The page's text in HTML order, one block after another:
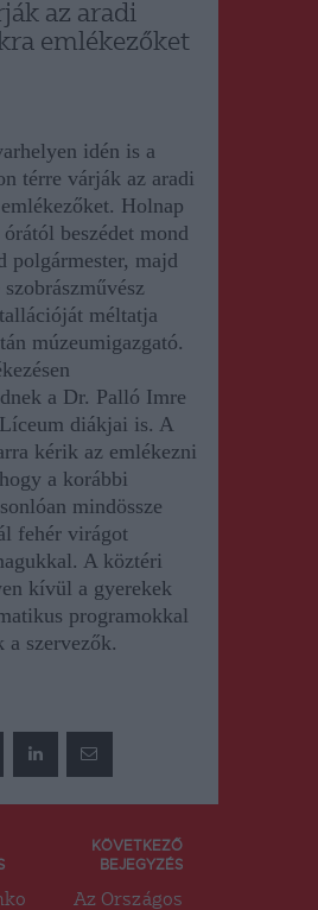
az aradi
emlékezőket
idén is a
térre várják az aradi
Holnap
beszédet mond
polgármester, majd
méltatja
múzeumigazgató.
a Dr. Palló Imre
diákjai is. A
kérik az emlékezni
a korábbi
mindössze
fehér virágot
A köztéri
kívül a gyerekek
programokkal
a szervezők.
KÖVETKEZŐ
BEJEGYZÉS
Az Országos